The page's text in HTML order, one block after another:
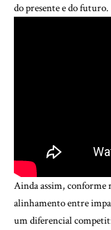
do presente e do futuro.
Ainda assim, conforme
alinhamento entre
um diferencial